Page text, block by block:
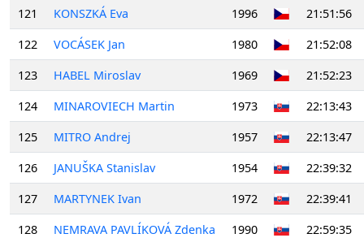
121 KONSZKÁ Eva 1996
21:51:56
122
VOCÁSEK Jan 1980
21:52:08
123
HABEL Miroslav 1969
21:52:23
124
MINAROVIECH Martin 1973
22:13:43
125
MITRO Andrej 1957
22:13:47
126
JANUŠKA Stanislav 1954
22:39:32
127
MARTYNEK Ivan 1972
22:39:41
128
NEMRAVA PAVLÍKOVÁ Zdenka 1990
22:59:35